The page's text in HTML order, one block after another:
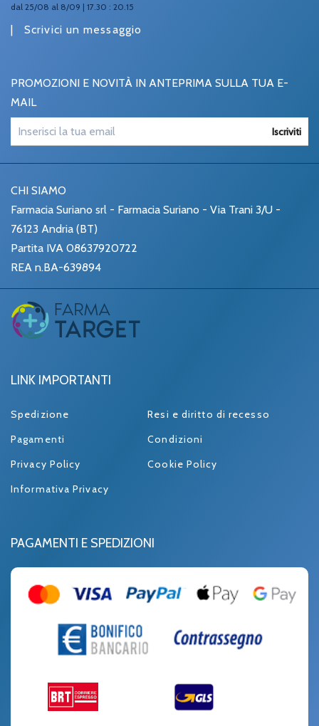
dal 25/08 al 8/09 | 17.30 : 20.15
| Scrivici un messaggio
PROMOZIONI E NOVITÀ IN ANTEPRIMA SULLA TUA E-
MAIL
Iscriviti
CHI SIAMO
Farmacia Suriano srl - Farmacia Suriano - Via Trani 3/U -
76123 Andria (BT)
Partita IVA 08637920722
REA n.BA-639894
LINK IMPORTANTI
Spedizione
Resi e diritto di recesso
Pagamenti
Condizioni
Privacy Policy
Cookie Policy
Informativa Privacy
PAGAMENTI E SPEDIZIONI